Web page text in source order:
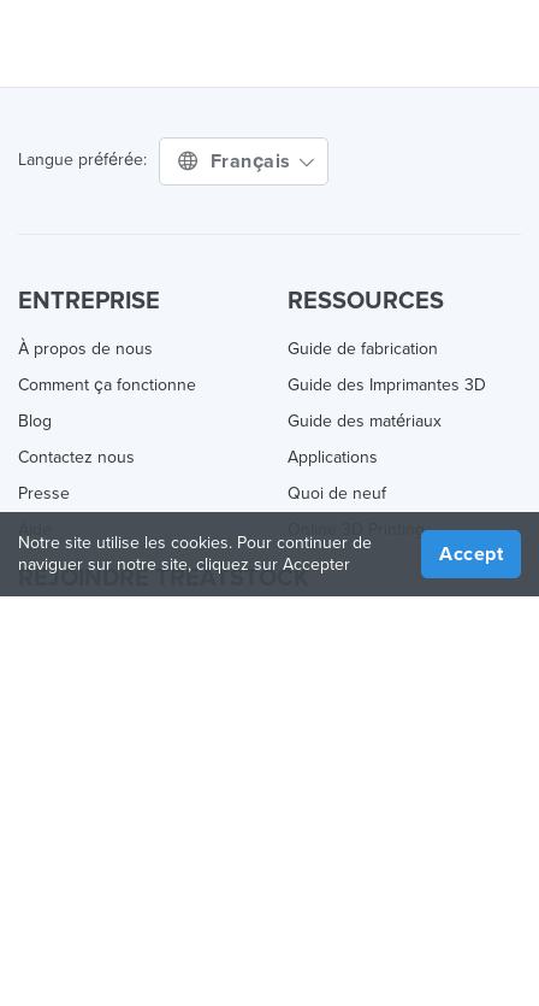
Langue préférée: Français
ENTREPRISE
À propos de nous
Comment ça fonctionne
Blog
Contactez nous
Presse
RESSOURCES
Guide de fabrication
Guide des Imprimantes 3D
Guide des matériaux
Applications
Quoi de neuf
Online 3D Printing
REJOINDRE TREATSTOCK
Notre site utilise les cookies. Pour continuer de
naviguer sur notre site, cliquez sur Accepter
Accept